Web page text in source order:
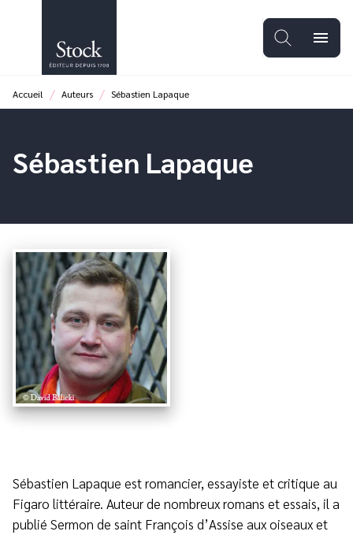
PIED DE PAGE
menu
Accueil / Auteurs / Sébastien Lapaque
Sébastien Lapaque
Sébastien Lapaque est romancier, essayiste et critique au
Figaro littéraire. Auteur de nombreux romans et essais, il a
publié Sermon de saint François d’Assise aux oiseaux et